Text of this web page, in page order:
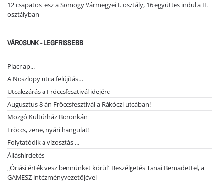
12 csapatos lesz a Somogy Vármegyei I. osztály, 16 együttes indul a II.
osztályban
VÁROSUNK - LEGFRISSEBB
Piacnap...
A Noszlopy utca felújítás…
Utcalezárás a Fröccsfesztivál idejére
Augusztus 8-án Fröccsfesztivál a Rákóczi utcában!
Mozgó Kultúrház Boronkán
Fröccs, zene, nyári hangulat!
Folytatódik a vízosztás ...
Álláshirdetés
„Óriási érték vesz bennünket körül” Beszélgetés Tanai Bernadettel, a
GAMESZ intézményvezetőjével